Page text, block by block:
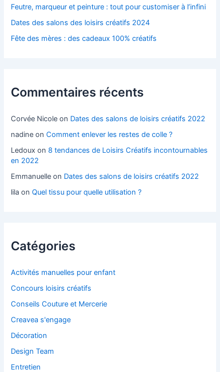
Feutre, marqueur et peinture : tout pour customiser à l’infini
Dates des salons des loisirs créatifs 2024
Fête des mères : des cadeaux 100% créatifs
Commentaires récents
Corvée Nicole on Dates des salons de loisirs créatifs 2022
nadine onComment enlever les restes de colle ?
Ledoux on 8 tendances de Loisirs Créatifs incontournables
en 2022
Emmanuelle on Dates des salons de loisirs créatifs 2022
lila onQuel tissu pour quelle utilisation ?
Catégories
Activités manuelles pour enfant
Concours loisirs créatifs
Conseils Couture et Mercerie
Creavea s'engage
Décoration
Design Team
Entretien